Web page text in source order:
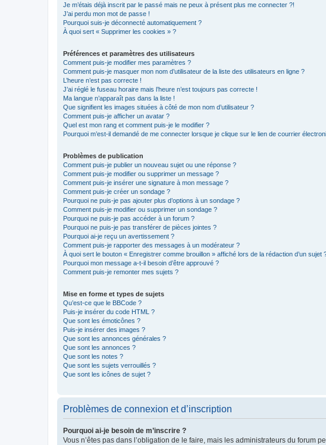
Je m’étais déjà inscrit par le passé mais ne peux à présent plus me connecter ?!
J’ai perdu mon mot de passe !
Pourquoi suis-je déconnecté automatiquement ?
À quoi sert « Supprimer les cookies » ?
Préférences et paramètres des utilisateurs
Comment puis-je modifier mes paramètres ?
Comment puis-je masquer mon nom d’utilisateur de la liste des utilisateurs en ligne ?
L’heure n’est pas correcte !
J’ai réglé le fuseau horaire mais l’heure n’est toujours pas correcte !
Ma langue n’apparaît pas dans la liste !
Que signifient les images situées à côté de mon nom d’utilisateur ?
Comment puis-je afficher un avatar ?
Quel est mon rang et comment puis-je le modifier ?
Pourquoi m’est-il demandé de me connecter lorsque je clique sur le lien de courrier
Problèmes de publication
Comment puis-je publier un nouveau sujet ou une réponse ?
Comment puis-je modifier ou supprimer un message ?
Comment puis-je insérer une signature à mon message ?
Comment puis-je créer un sondage ?
Pourquoi ne puis-je pas ajouter plus d’options à un sondage ?
Comment puis-je modifier ou supprimer un sondage ?
Pourquoi ne puis-je pas accéder à un forum ?
Pourquoi ne puis-je pas transférer de pièces jointes ?
Pourquoi ai-je reçu un avertissement ?
Comment puis-je rapporter des messages à un modérateur ?
À quoi sert le bouton « Enregistrer comme brouillon » affiché lors de la rédaction d’un sujet
Pourquoi mon message a-t-il besoin d’être approuvé ?
Comment puis-je remonter mes sujets ?
Mise en forme et types de sujets
Qu’est-ce que le BBCode ?
Puis-je insérer du code HTML ?
Que sont les émoticônes ?
Puis-je insérer des images ?
Que sont les annonces générales ?
Que sont les annonces ?
Que sont les notes ?
Que sont les sujets verrouillés ?
Que sont les icônes de sujet ?
Problèmes de connexion et d’inscription
Pourquoi ai-je besoin de m’inscrire ?
Vous n’êtes pas dans l’obligation de le faire, mais les administrateurs du